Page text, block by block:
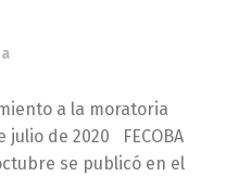
a la moratoria
de 2020 FECOBA
se publicó en el